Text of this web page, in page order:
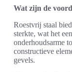
Wat zijn de
Roestvrij staal
sterkte, wat het
onderhoudsarme
constructieve
gevels.